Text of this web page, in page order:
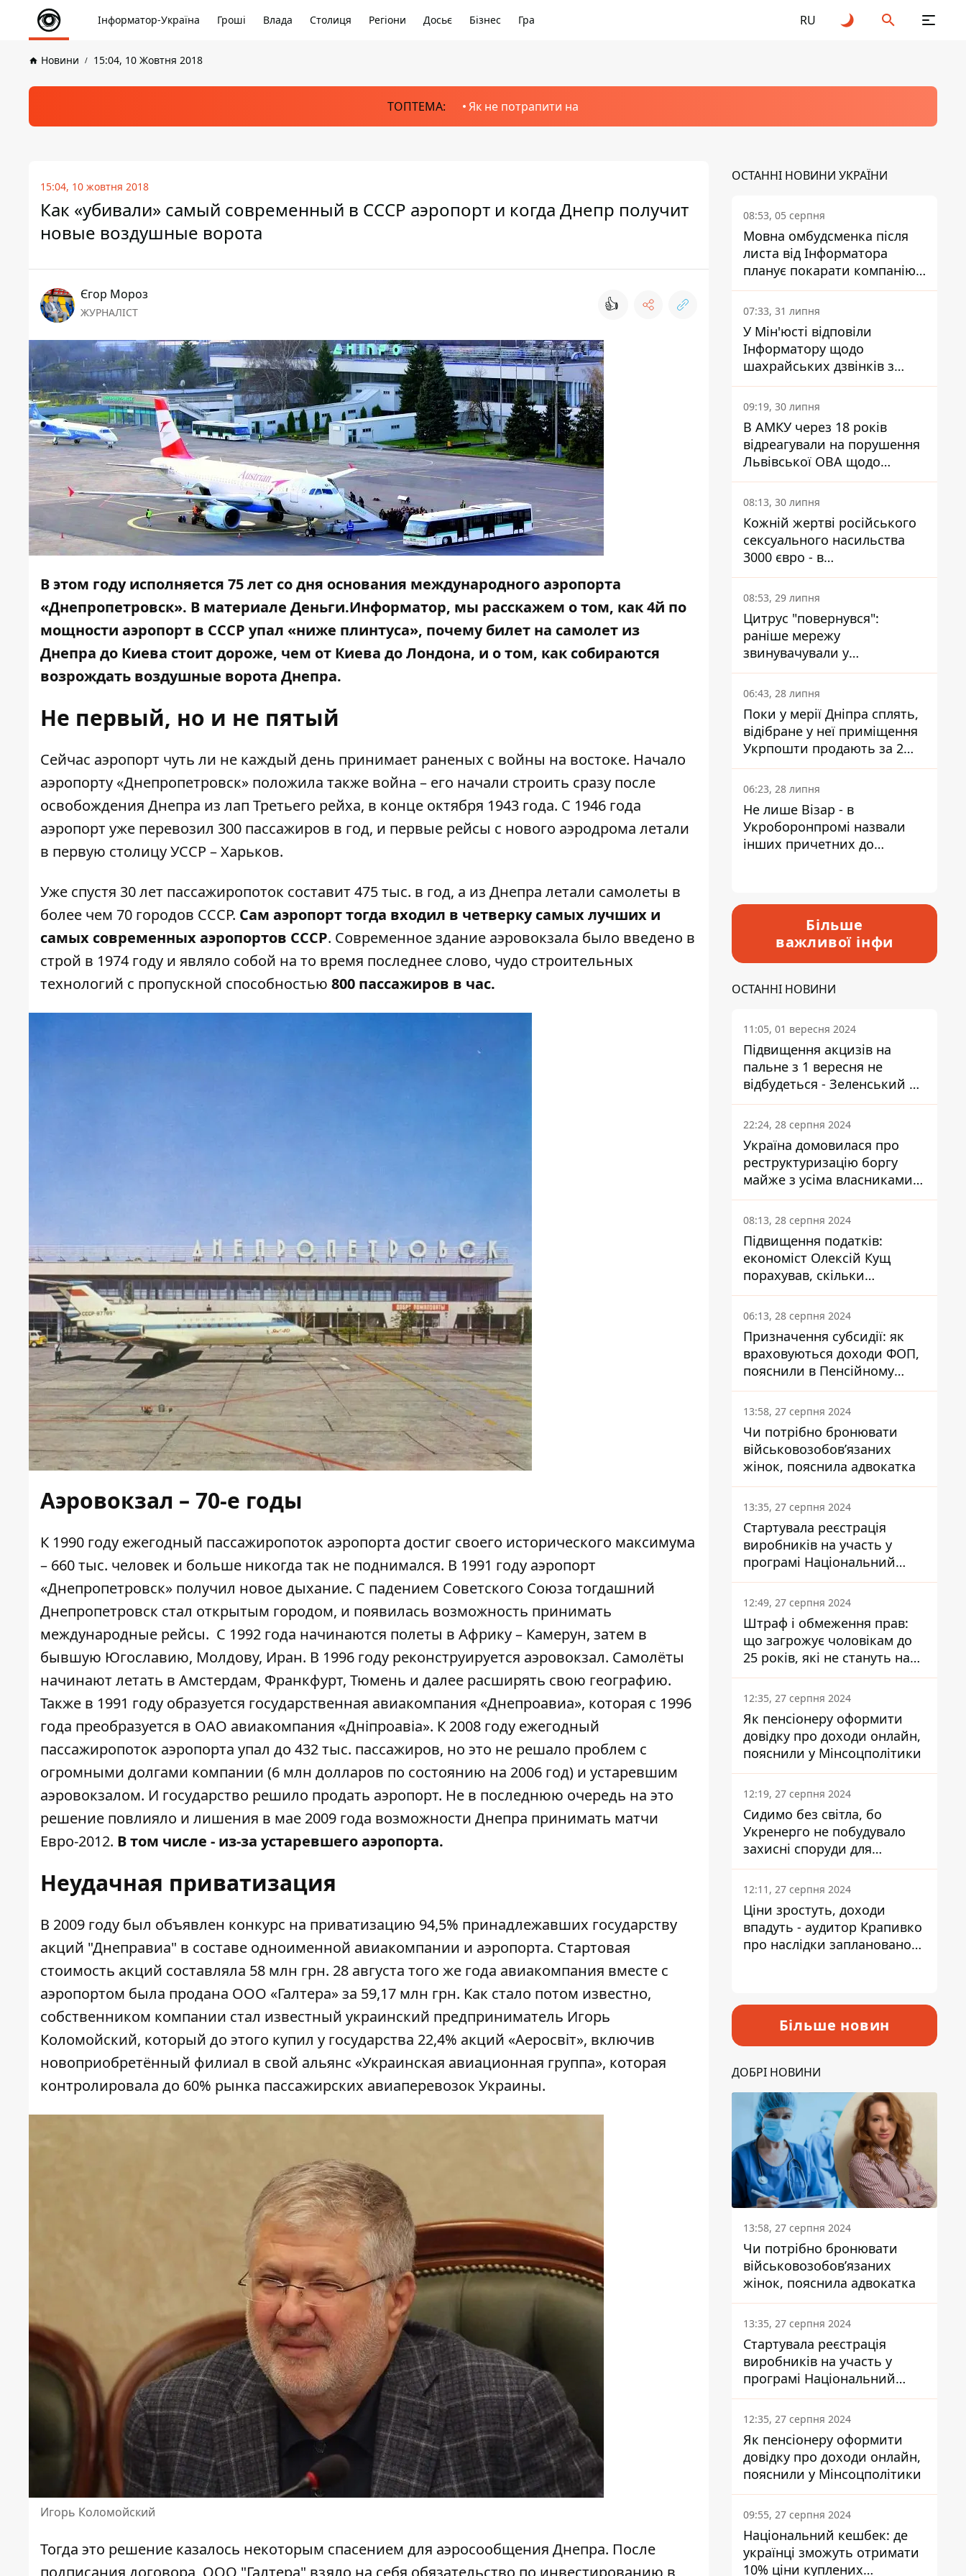
Інформатор-Україна Гроші Влада Столиця Регіони Досьє Бізнес Гра RU
Новини 15:04, 10 Жовтня 2018
ТОПТЕМА: Як не потрапити на
15:04, 10 жовтня 2018
Как «убивали» самый современный в СССР аэропорт и когда Днепр получит
новые воздушные ворота
Єгор Мороз
ЖУРНАЛІСТ 👍
В этом году исполняется 75 лет со дня основания международного аэропорта
«Днепропетровск». В материале Деньги.Информатор, мы расскажем о том, как 4й по
мощности аэропорт в СССР упал «ниже плинтуса», почему билет на самолет из
Днепра до Киева стоит дороже, чем от Киева до Лондона, и о том, как собираются
возрождать воздушные ворота Днепра.
Не первый, но и не пятый
Сейчас аэропорт чуть ли не каждый день принимает раненых с войны на востоке. Начало
аэропорту «Днепропетровск» положила также война – его начали строить сразу после
освобождения Днепра из лап Третьего рейха, в конце октября 1943 года. С 1946 года
аэропорт уже перевозил 300 пассажиров в год, и первые рейсы с нового аэродрома летали
в первую столицу УССР – Харьков.
Уже спустя 30 лет пассажиропоток составит 475 тыс. в год, а из Днепра летали самолеты в
более чем 70 городов СССР. Сам аэропорт тогда входил в четверку самых лучших и
самых современных аэропортов СССР. Современное здание аэровокзала было введено в
строй в 1974 году и являло собой на то время последнее слово, чудо строительных
технологий с пропускной способностью 800 пассажиров в час.
Аэровокзал – 70-е годы
К 1990 году ежегодный пассажиропоток аэропорта достиг своего исторического максимума
– 660 тыс. человек и больше никогда так не поднимался. В 1991 году аэропорт
«Днепропетровск» получил новое дыхание. С падением Советского Союза тогдашний
Днепропетровск стал открытым городом, и появилась возможность принимать
международные рейсы. С 1992 года начинаются полеты в Африку – Камерун, затем в
бывшую Югославию, Молдову, Иран. В 1996 году реконструируется аэровокзал. Самолёты
начинают летать в Амстердам, Франкфурт, Тюмень и далее расширять свою географию.
Также в 1991 году образуется государственная авиакомпания «Днепроавиа», которая с 1996
года преобразуется в ОАО авиакомпания «Дніпроавіа». К 2008 году ежегодный
пассажиропоток аэропорта упал до 432 тыс. пассажиров, но это не решало проблем с
огромными долгами компании (6 млн долларов по состоянию на 2006 год) и устаревшим
аэровокзалом. И государство решило продать аэропорт. Не в последнюю очередь на это
решение повлияло и лишения в мае 2009 года возможности Днепра принимать матчи
Евро-2012. В том числе - из-за устаревшего аэропорта.
Неудачная приватизация
В 2009 году был объявлен конкурс на приватизацию 94,5% принадлежавших государству
акций "Днеправиа" в составе одноименной авиакомпании и аэропорта. Стартовая
стоимость акций составляла 58 млн грн. 28 августа того же года авиакомпания вместе с
аэропортом была продана ООО «Галтера» за 59,17 млн грн. Как стало потом известно,
собственником компании стал известный украинский предприниматель Игорь
Коломойский, который до этого купил у государства 22,4% акций «Аеросвіт», включив
новоприобретённый филиал в свой альянс «Украинская авиационная группа», которая
контролировала до 60% рынка пассажирских авиаперевозок Украины.
Игорь Коломойский
Тогда это решение казалось некоторым спасением для аэросообщения Днепра. После
подписания договора, ООО "Галтера" взяло на себя обязательство по инвестированию в
ОСТАННІ НОВИНИ УКРАЇНИ
08:53, 05 серпня
Мовна омбудсменка після
листа від Інформатора
планує покарати компанію-
підрядника ПриватБанку
07:33, 31 липня
У Мін'юсті відповіли
Інформатору щодо
шахрайських дзвінків з
камери Сумського СІЗО так,
що ніхто нічого не зрозумів
09:19, 30 липня
В АМКУ через 18 років
відреагували на порушення
Львівської ОВА щодо
харчування у закладах
освіти
08:13, 30 липня
Кожній жертві російського
сексуального насильства
3000 євро - в
Мінсоцполітики пояснили
Інформатору, звідки на це
гроші
08:53, 29 липня
Цитрус "повернувся":
раніше мережу
звинувачували у
контрабанді техніки та
ухиленні від сплати
податків
06:43, 28 липня
Поки у мерії Дніпра сплять,
відібране у неї приміщення
Укрпошти продають за 2
мільйони
06:23, 28 липня
Не лише Візар - в
Укроборонпромі назвали
інших причетних до
Більше
важливої інфи
ОСТАННІ НОВИНИ
11:05, 01 вересня 2024
Підвищення акцизів на
пальне з 1 вересня не
відбудеться - Зеленський не
підписав закон
22:24, 28 серпня 2024
Україна домовилася про
реструктуризацію боргу
майже з усіма власниками
єврооблігацій: що це
означає для країни
08:13, 28 серпня 2024
Підвищення податків:
економіст Олексій Кущ
порахував, скільки
заплатить кожен українець
06:13, 28 серпня 2024
Призначення субсидії: як
враховуються доходи ФОП,
пояснили в Пенсійному
фонді
13:58, 27 серпня 2024
Чи потрібно бронювати
військовозобов’язаних
жінок, пояснила адвокатка
13:35, 27 серпня 2024
Стартувала реєстрація
виробників на участь у
програмі Національний
кешбек: як це зробити
через портал Дія
12:49, 27 серпня 2024
Штраф і обмеження прав:
що загрожує чоловікам до
25 років, які не стануть на
військовий облік
12:35, 27 серпня 2024
Як пенсіонеру оформити
довідку про доходи онлайн,
пояснили у Мінсоцполітики
12:19, 27 серпня 2024
Сидимо без світла, бо
Укренерго не побудувало
захисні споруди для
енергетики - нардеп
Кучеренко
12:11, 27 серпня 2024
Ціни зростуть, доходи
впадуть - аудитор Крапивко
про наслідки запланованого
Більше новин
ДОБРІ НОВИНИ
13:58, 27 серпня 2024
Чи потрібно бронювати
військовозобов’язаних
жінок, пояснила адвокатка
13:35, 27 серпня 2024
Стартувала реєстрація
виробників на участь у
програмі Національний
кешбек: як це зробити
через портал Дія
12:35, 27 серпня 2024
Як пенсіонеру оформити
довідку про доходи онлайн,
пояснили у Мінсоцполітики
09:55, 27 серпня 2024
Національний кешбек: де
українці зможуть отримати
10% ціни куплених